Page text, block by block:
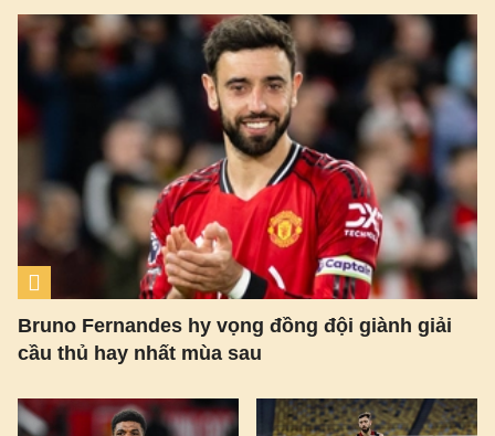
Bruno Fernandes hy vọng đồng đội giành giải
cầu thủ hay nhất mùa sau